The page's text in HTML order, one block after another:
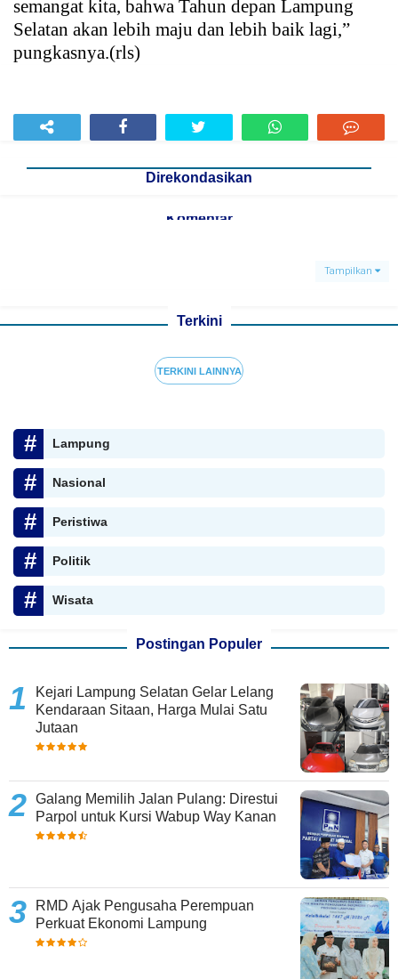
semangat kita, bahwa Tahun depan Lampung
Selatan akan lebih maju dan lebih baik lagi,”
pungkasnya.(rls)
Direkondasikan
Komentar
Tampilkan
Terkini
TERKINI LAINNYA
Lampung
Nasional
Peristiwa
Politik
Wisata
Postingan Populer
Kejari Lampung Selatan Gelar Lelang
Kendaraan Sitaan, Harga Mulai Satu
Jutaan
Galang Memilih Jalan Pulang: Direstui
Parpol untuk Kursi Wabup Way Kanan
RMD Ajak Pengusaha Perempuan
Perkuat Ekonomi Lampung